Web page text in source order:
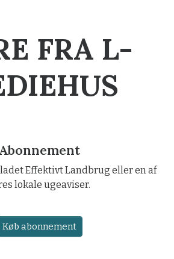
FRA L-
Abonnement
Effektivt Landbrug eller en af
lokale ugeaviser.
Køb abonnement